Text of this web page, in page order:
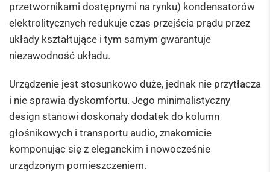
przetwornikami dostępnymi na rynku) kondensatorów
elektrolitycznych redukuje czas przejścia prądu przez
układy kształtujące i tym samym gwarantuje
niezawodność układu.
Urządzenie jest stosunkowo duże, jednak nie przytłacza
i nie sprawia dyskomfortu. Jego minimalistyczny
design stanowi doskonały dodatek do kolumn
głośnikowych i transportu audio, znakomicie
komponując się z eleganckim i nowocześnie
urządzonym pomieszczeniem.